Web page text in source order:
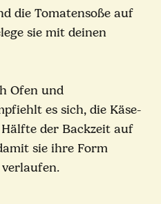
die Tomatensoße auf
sie mit deinen
Ofen und
es sich, die Käse-
der Backzeit auf
sie ihre Form